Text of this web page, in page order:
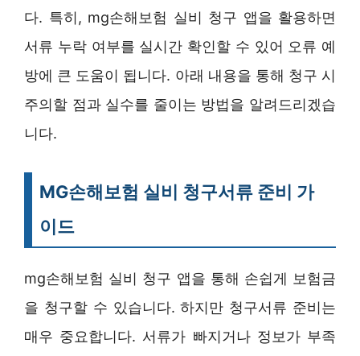
다. 특히, mg손해보험 실비 청구 앱을 활용하면
서류 누락 여부를 실시간 확인할 수 있어 오류 예
방에 큰 도움이 됩니다. 아래 내용을 통해 청구 시
주의할 점과 실수를 줄이는 방법을 알려드리겠습
니다.
MG손해보험 실비 청구서류 준비 가
이드
mg손해보험 실비 청구 앱을 통해 손쉽게 보험금
을 청구할 수 있습니다. 하지만 청구서류 준비는
매우 중요합니다. 서류가 빠지거나 정보가 부족